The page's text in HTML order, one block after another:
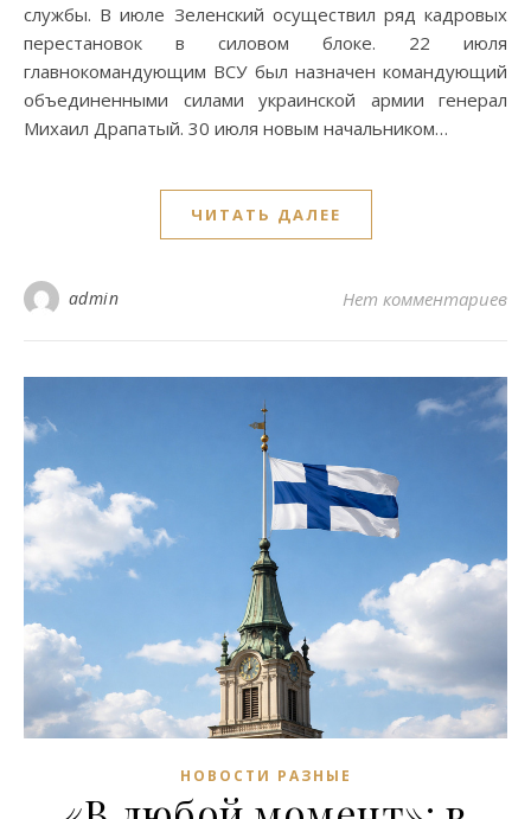
службы. В июле Зеленский осуществил ряд кадровых
перестановок в силовом блоке. 22 июля
главнокомандующим ВСУ был назначен командующий
объединенными силами украинской армии генерал
Михаил Драпатый. 30 июля новым начальником…
ЧИТАТЬ ДАЛЕЕ
admin Нет комментариев
НОВОСТИ РАЗНЫЕ